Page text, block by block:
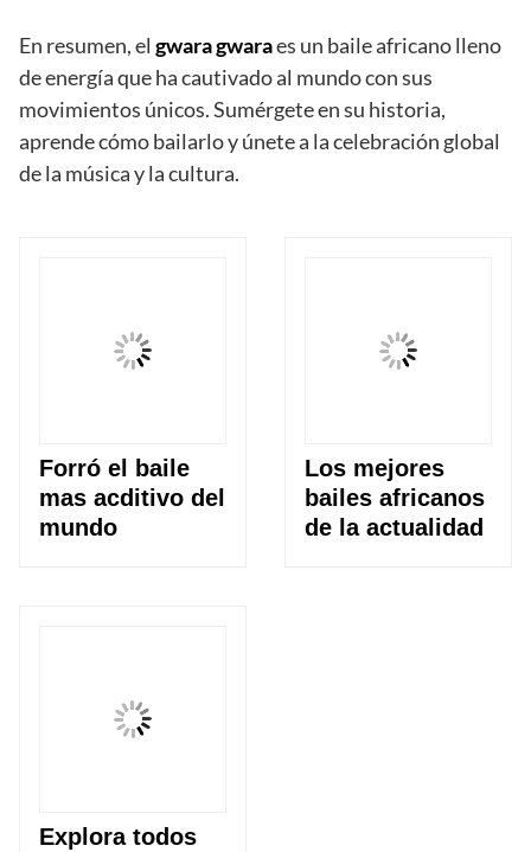
En resumen, el gwara gwaraes un baile africano lleno
de energía que ha cautivado al mundo con sus
movimientos únicos. Sumérgete en su historia,
aprende cómo bailarlo y únete a la celebración global
de la música y la cultura.
Forró el baile
mas acditivo del
mundo
Los mejores
bailes africanos
de la actualidad
Explora todos